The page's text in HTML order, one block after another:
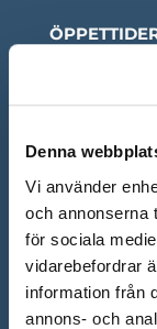
Denna
Vi använder
och annonserna
för sociala
vidarebefordrar
information från
annons- och
Sön: Stängt
Röda